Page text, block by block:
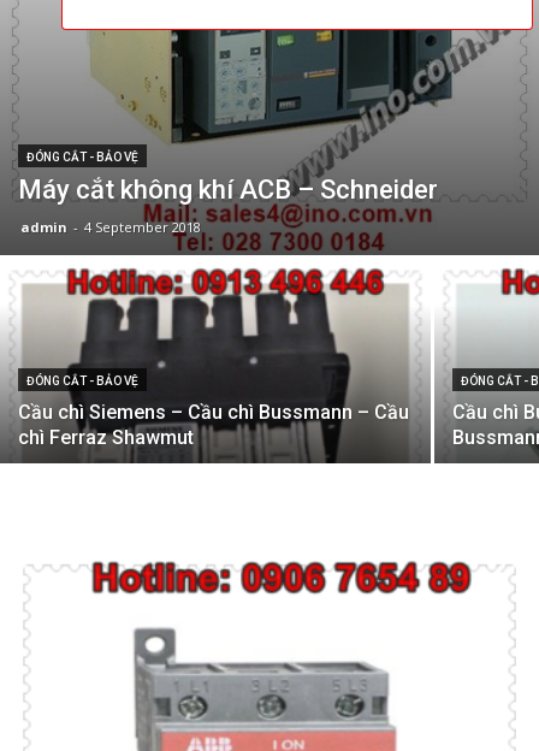
ĐÓNG CẮT - BẢO VỆ
Máy cắt không khí ACB – Schneider
admin - 4 September 2018
ĐÓNG CẮT - BẢO VỆ
Cầu chì Siemens – Cầu chì Bussmann – Cầu
chì Ferraz Shawmut
ĐÓNG CẮT -
Cầu chì